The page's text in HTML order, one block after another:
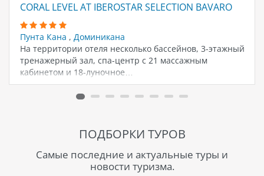
CORAL LEVEL AT IBEROSTAR SELECTION BAVARO
Пунта Кана , Доминикана
На территории отеля несколько бассейнов, 3-этажный
тренажерный зал, спа-центр с 21 массажным
кабинетом и 18-луночное…
ПОДБОРКИ ТУРОВ
Самые последние и актуальные туры и
новости туризма.